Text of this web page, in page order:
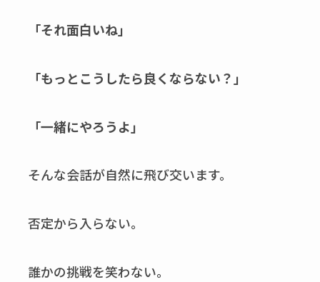
「それ面白いね」
「もっとこうしたら良くならない？」
「一緒にやろうよ」
そんな会話が自然に飛び交います。
否定から入らない。
誰かの挑戦を笑わない。